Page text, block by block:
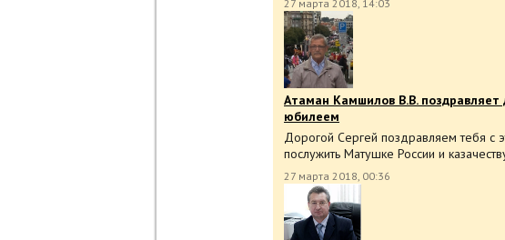
27 марта 2018, 14:03
Атаман Камшилов В.В. поздравляет
юбилеем
Дорогой Сергей поздравляем тебя с
послужить Матушке России и
27 марта 2018, 00:36